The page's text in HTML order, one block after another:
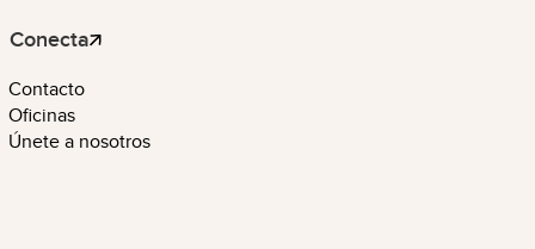
Conecta
Contacto
Oficinas
Únete a nosotros